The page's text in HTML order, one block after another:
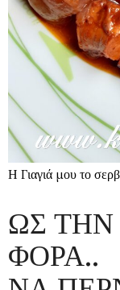
Η Γιαγιά μου το
ΩΣ
ΦΟΡΑ..